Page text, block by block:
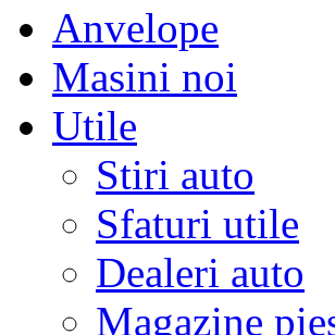
Anvelope
Masini noi
Utile
Stiri auto
Sfaturi utile
Dealeri auto
Magazine